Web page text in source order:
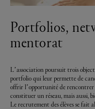
Portfolios,
mentorat
L’association poursuit trois
portfolio qui leur permette de
offrir l’opportunité de rencontrer
constituer un réseau, mais aussi,
Le recrutement des élèves se fait